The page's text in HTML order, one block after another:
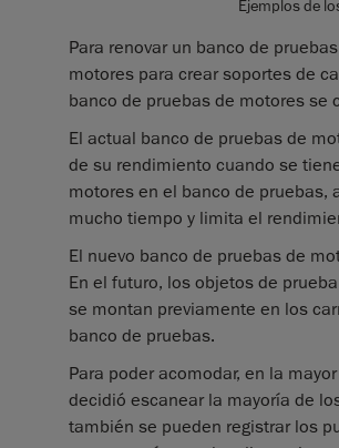
Ejemplos de
Para renovar un banco de
motores para crear soportes de
banco de pruebas de motores se
El actual banco de pruebas de
de su rendimiento cuando se
motores en el banco de pruebas,
mucho tiempo y limita el
El nuevo banco de pruebas de
En el futuro, los objetos de
se montan previamente en los
banco de pruebas.
Para poder acomodar, en la
decidió escanear la mayoría de
también se pueden registrar los